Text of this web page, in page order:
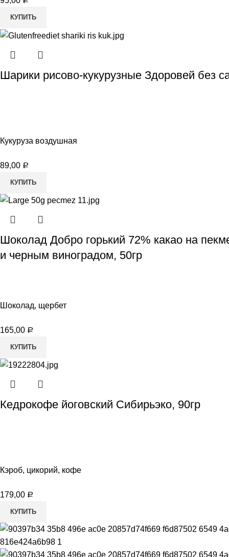
КУПИТЬ
Шарики рисово-кукурузные Здоровей без
Кукуруза воздушная
89,00 Р
КУПИТЬ
Шоколад Добро горький 72% какао на
и черным виноградом, 50гр
Шоколад, щербет
165,00 Р
КУПИТЬ
Кедрокофе йоговский Сибирьэко, 90гр
Кэроб, цикорий, кофе
179,00 Р
КУПИТЬ